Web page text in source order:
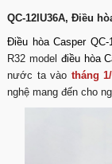
QC-12IU36A, Điều
Điều hòa Casper QC-
R32 model điều hòa
nước ta vào tháng
nghệ mang đến cho